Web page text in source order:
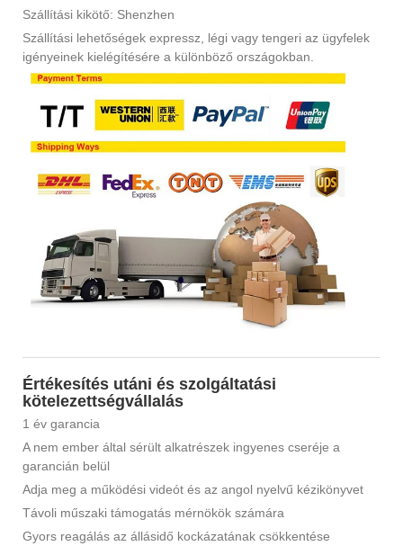
Szállítási kikötő: Shenzhen
Szállítási lehetőségek expressz, légi vagy tengeri az ügyfelek
igényeinek kielégítésére a különböző országokban.
Értékesítés utáni és szolgáltatási
kötelezettségvállalás
1 év garancia
A nem ember által sérült alkatrészek ingyenes cseréje a
garancián belül
Adja meg a működési videót és az angol nyelvű kézikönyvet
Távoli műszaki támogatás mérnökök számára
Gyors reagálás az állásidő kockázatának csökkentése